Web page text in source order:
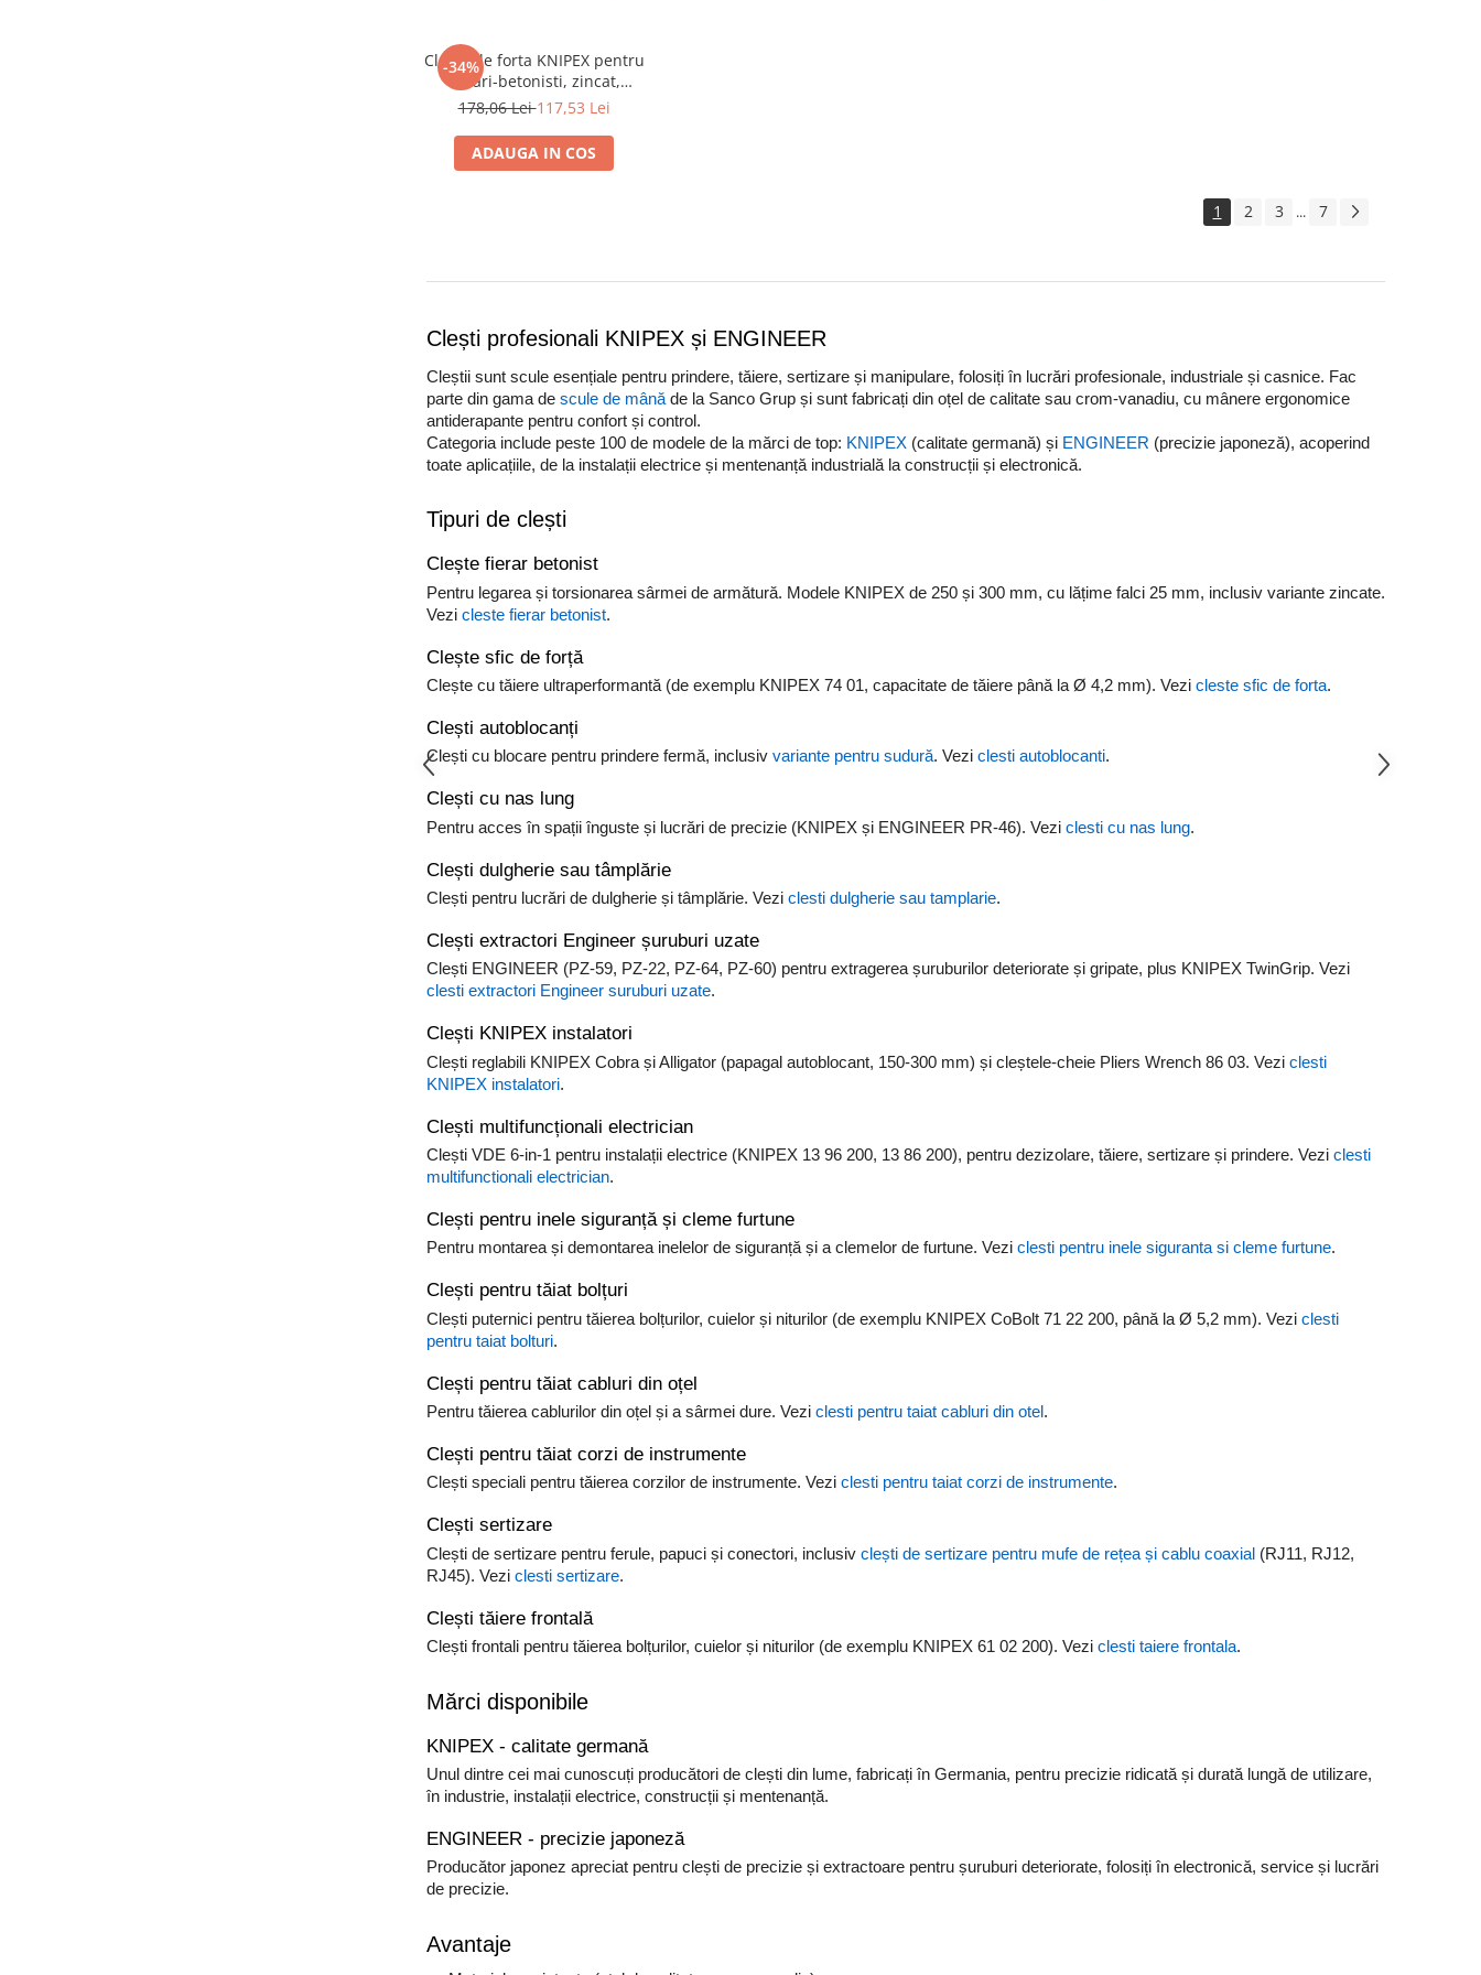
-34%
Cleste de forta KNIPEX pentru
fierari-betonisti, zincat,
pentru legare si torsionare
falci 25 mm, 250 mm, fabricat
in Germania 99 14 250
178,06 Lei117,53 Lei
ADAUGA IN COS
1 2 3 ... 7
Clești profesionali KNIPEX și ENGINEER
Cleștii sunt scule esențiale pentru prindere, tăiere, sertizare și manipulare, folosiți în lucrări profesionale, industriale și casnice. Fac
parte din gama de scule de mână de la Sanco Grup și sunt fabricați din oțel de calitate sau crom-vanadiu, cu mânere ergonomice
antiderapante pentru confort și control.
Categoria include peste 100 de modele de la mărci de top: KNIPEX (calitate germană) și ENGINEER (precizie japoneză), acoperind
toate aplicațiile, de la instalații electrice și mentenanță industrială la construcții și electronică.
Tipuri de clești
Clește fierar betonist
Pentru legarea și torsionarea sârmei de armătură. Modele KNIPEX de 250 și 300 mm, cu lățime falci 25 mm, inclusiv variante zincate.
Vezi cleste fierar betonist.
Clește sfic de forță
Clește cu tăiere ultraperformantă (de exemplu KNIPEX 74 01, capacitate de tăiere până la Ø 4,2 mm). Vezi cleste sfic de forta.
Clești autoblocanți
Clești cu blocare pentru prindere fermă, inclusiv variante pentru sudură. Vezi clesti autoblocanti.
Clești cu nas lung
Pentru acces în spații înguste și lucrări de precizie (KNIPEX și ENGINEER PR-46). Vezi clesti cu nas lung.
Clești dulgherie sau tâmplărie
Clești pentru lucrări de dulgherie și tâmplărie. Vezi clesti dulgherie sau tamplarie.
Clești extractori Engineer șuruburi uzate
Clești ENGINEER (PZ-59, PZ-22, PZ-64, PZ-60) pentru extragerea șuruburilor deteriorate și gripate, plus KNIPEX TwinGrip. Vezi
clesti extractori Engineer suruburi uzate.
Clești KNIPEX instalatori
Clești reglabili KNIPEX Cobra și Alligator (papagal autoblocant, 150-300 mm) și cleștele-cheie Pliers Wrench 86 03. Vezi clesti
KNIPEX instalatori.
Clești multifuncționali electrician
Clești VDE 6-in-1 pentru instalații electrice (KNIPEX 13 96 200, 13 86 200), pentru dezizolare, tăiere, sertizare și prindere. Vezi clesti
multifunctionali electrician.
Clești pentru inele siguranță și cleme furtune
Pentru montarea și demontarea inelelor de siguranță și a clemelor de furtune. Vezi clesti pentru inele siguranta si cleme furtune.
Clești pentru tăiat bolțuri
Clești puternici pentru tăierea bolțurilor, cuielor și niturilor (de exemplu KNIPEX CoBolt 71 22 200, până la Ø 5,2 mm). Vezi clesti
pentru taiat bolturi.
Clești pentru tăiat cabluri din oțel
Pentru tăierea cablurilor din oțel și a sârmei dure. Vezi clesti pentru taiat cabluri din otel .
Clești pentru tăiat corzi de instrumente
Clești speciali pentru tăierea corzilor de instrumente. Vezi clesti pentru taiat corzi de instrumente.
Clești sertizare
Clești de sertizare pentru ferule, papuci și conectori, inclusiv clești de sertizare pentru mufe de rețea și cablu coaxial (RJ11, RJ12,
RJ45). Vezi clesti sertizare.
Clești tăiere frontală
Clești frontali pentru tăierea bolțurilor, cuielor și niturilor (de exemplu KNIPEX 61 02 200). Vezi clesti taiere frontala.
Mărci disponibile
KNIPEX - calitate germană
Unul dintre cei mai cunoscuți producători de clești din lume, fabricați în Germania, pentru precizie ridicată și durată lungă de utilizare,
în industrie, instalații electrice, construcții și mentenanță.
ENGINEER - precizie japoneză
Producător japonez apreciat pentru clești de precizie și extractoare pentru șuruburi deteriorate, folosiți în electronică, service și lucrări
de precizie.
Avantaje